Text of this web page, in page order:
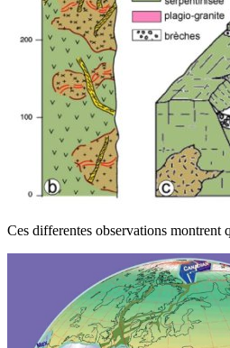
Ces differentes observations